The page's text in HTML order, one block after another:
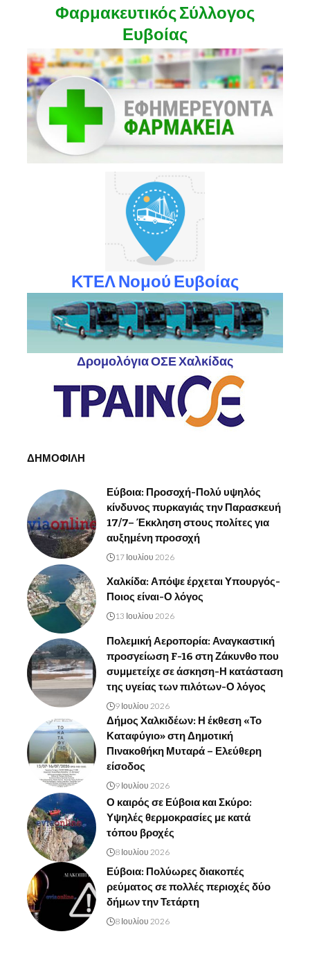
Φαρμακευτικός Σύλλογος
Ευβοίας
ΚΤΕΛ Νομού Ευβοίας
Δρομολόγια ΟΣΕ Χαλκίδας
ΔΗΜΟΦΙΛΗ
Εύβοια: Προσοχή-Πολύ υψηλός
κίνδυνος πυρκαγιάς την Παρασκευή
17/7– Έκκληση στους πολίτες για
αυξημένη προσοχή
17 Ιουλίου 2026
Χαλκίδα: Απόψε έρχεται Υπουργός-
Ποιος είναι-Ο λόγος
13 Ιουλίου 2026
Πολεμική Αεροπορία: Αναγκαστική
προσγείωση F-16 στη Ζάκυνθο που
συμμετείχε σε άσκηση-Η κατάσταση
της υγείας των πιλότων-Ο λόγος
9 Ιουλίου 2026
Δήμος Χαλκιδέων: Η έκθεση «Το
Καταφύγιο» στη Δημοτική
Πινακοθήκη Μυταρά – Ελεύθερη
είσοδος
9 Ιουλίου 2026
Ο καιρός σε Εύβοια και Σκύρο:
Υψηλές θερμοκρασίες με κατά
τόπου βροχές
8 Ιουλίου 2026
Εύβοια: Πολύωρες διακοπές
ρεύματος σε πολλές περιοχές δύο
δήμων την Τετάρτη
8 Ιουλίου 2026